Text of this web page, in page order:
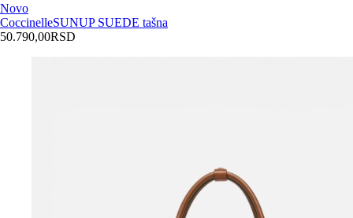
Novo
CoccinelleSUNUP SUEDE tašna
50.790,00RSD